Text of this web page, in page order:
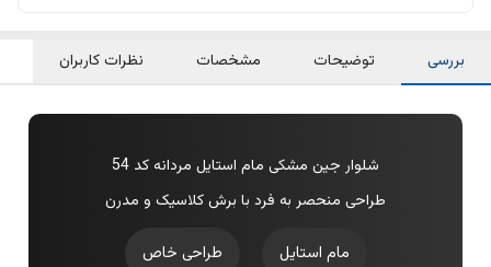
بررسی توضیحات مشخصات نظرات کاربران
شلوار جین مشکی مام استایل مردانه کد 54
طراحی منحصر به فرد با برش کلاسیک و مدرن
مام استایل طراحی خاص